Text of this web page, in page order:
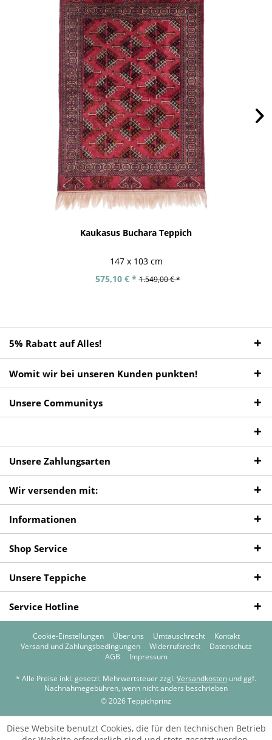
Kaukasus Buchara Teppich
147 x 103 cm
575,10 € * 1.549,00 € *
5% Rabatt auf Alles!
Womit wir bei unseren Kunden punkten!
Unsere Communitys
Unsere Zahlungsarten
Wir versenden mit:
Informationen
Shop Service
Unsere Teppiche
Service Hotline
Cookie-Einstellungen Über uns Umtauschrecht
Kontakt
Versand und Zahlungsbedingungen
Widerrufsrecht
Datenschutz
AGB
Impressum
* Alle Preise inkl. gesetzl. Mehrwertsteuer zzgl. Versandkosten und ggf.
Nachnahmegebühren, wenn nicht anders beschrieben
© 2026 Teppichprinz
Diese Website benutzt Cookies, die für den technischen Betrieb